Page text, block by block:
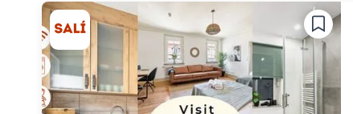
Zu Slide 4 wechseln
Zu Slide 5 wechseln
Zu Slide 6 wechseln